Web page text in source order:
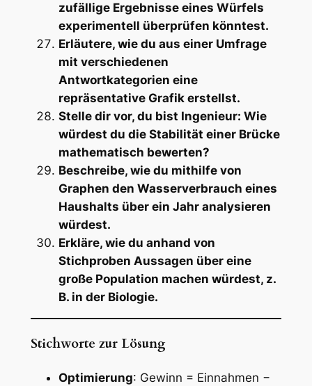
zufällige Ergebnisse eines Würfels
experimentell überprüfen könntest.
Erläutere, wie du aus einer Umfrage
mit verschiedenen
Antwortkategorien eine
repräsentative Grafik erstellst.
Stelle dir vor, du bist Ingenieur: Wie
würdest du die Stabilität einer Brücke
mathematisch bewerten?
Beschreibe, wie du mithilfe von
Graphen den Wasserverbrauch eines
Haushalts über ein Jahr analysieren
würdest.
Erkläre, wie du anhand von
Stichproben Aussagen über eine
große Population machen würdest, z.
B. in der Biologie.
Stichworte zur Lösung
Optimierung: Gewinn = Einnahmen −